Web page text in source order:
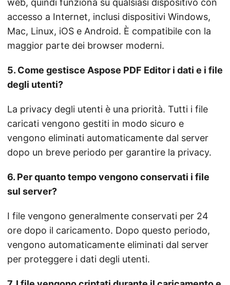
web, quindi funziona su qualsiasi dispositivo con
accesso a Internet, inclusi dispositivi Windows,
Mac, Linux, iOS e Android. È compatibile con la
maggior parte dei browser moderni.
5. Come gestisce Aspose PDF Editor i dati e i file
degli utenti?
La privacy degli utenti è una priorità. Tutti i file
caricati vengono gestiti in modo sicuro e
vengono eliminati automaticamente dal server
dopo un breve periodo per garantire la privacy.
6. Per quanto tempo vengono conservati i file
sul server?
I file vengono generalmente conservati per 24
ore dopo il caricamento. Dopo questo periodo,
vengono automaticamente eliminati dal server
per proteggere i dati degli utenti.